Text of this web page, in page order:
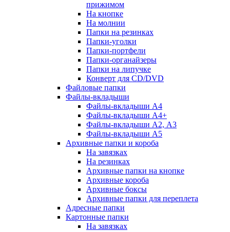
прижимом
На кнопке
На молнии
Папки на резинках
Папки-уголки
Папки-портфели
Папки-органайзеры
Папки на липучке
Конверт для CD/DVD
Файловые папки
Файлы-вкладыши
Файлы-вкладыши А4
Файлы-вкладыши А4+
Файлы-вкладыши А2, А3
Файлы-вкладыши А5
Архивные папки и короба
На завязках
На резинках
Архивные папки на кнопке
Архивные короба
Архивные боксы
Архивные папки для переплета
Адресные папки
Картонные папки
На завязках